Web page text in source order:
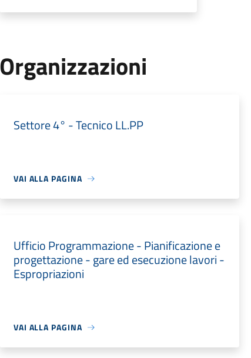
Organizzazioni
Settore 4° - Tecnico LL.PP
VAI ALLA PAGINA
Ufficio Programmazione - Pianificazione e
progettazione - gare ed esecuzione lavori -
Espropriazioni
VAI ALLA PAGINA